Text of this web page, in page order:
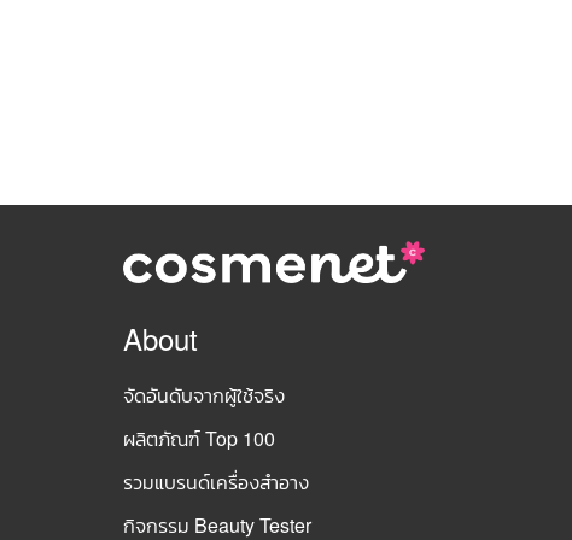
About
จัดอันดับจากผู้ใช้จริง
ผลิตภัณฑ์ Top 100
รวมแบรนด์เครื่องสำอาง
กิจกรรม Beauty Tester